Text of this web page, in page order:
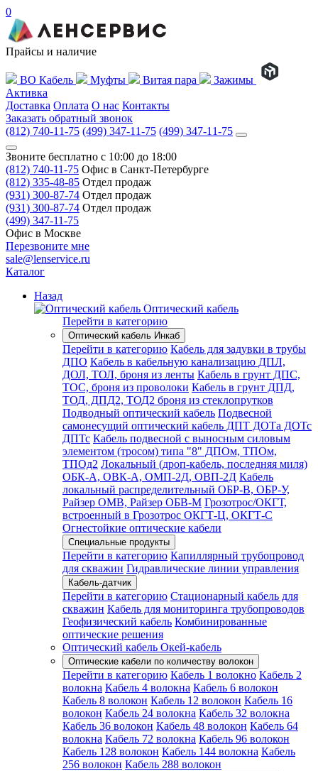
0
Прайсы и наличие
ВО Кабель Муфты Витая пара
Зажимы
Активка
Доставка Оплата О нас Контакты
Заказать обратный звонок
(812) 740-11-75 (499) 347-11-75 (499) 347-11-75
Звоните бесплатно с 10:00 до 18:00
(812) 740-11-75 Офис в Санкт-Петербурге
(812) 335-48-85 Отдел продаж
(931) 300-87-74 Отдел продаж
(931) 300-87-74 Отдел продаж
(499) 347-11-75
Офис в Москве
Перезвоните мне
sale@lenservice.ru
Каталог
Назад
Оптический кабель
Перейти в категорию
Оптический кабель Инкаб
Перейти в категорию Кабель для задувки в трубы
ДПО Кабель в кабельную канализацию ДПЛ,
ДОЛ, ТОЛ, броня из ленты Кабель в грунт ДПС,
ТОС, броня из проволоки Кабель в грунт ДПД,
ТОД, ДПД2, ТОД2 броня из стеклопрутков
Подводный оптический кабель Подвесной
самонесущий оптический кабель ДПТ ДОТа ДОТс
ДПТс Кабель подвесной с выносным силовым
элементом (тросом) типа "8" ДПОм, ТПОм,
ТПОд2 Локальный (дроп-кабель, последняя миля)
ОБК-А, ОВК-А, ОМП-2Д, ОВП-2Д Кабель
локальный распределительный ОБР-В, ОБР-У,
Райзер ОМВ, Райзер ОБВ-М Грозотрос/ОКГТ,
встроенный в Грозотрос ОКГТ-Ц, ОКГТ-С
Огнестойкие оптические кабели
Специальные продукты
Перейти в категорию Капиллярный трубопровод
для скважин Гидравлические линии управления
Кабель-датчик
Перейти в категорию Стационарный кабель для
скважин Кабель для мониторинга трубопроводов
Геофизический кабель Комбинированные
оптические решения
Оптический кабель Окей-кабель
Оптические кабели по количеству волокон
Перейти в категорию Кабель 1 волокно Кабель 2
волокна Кабель 4 волокна Кабель 6 волокон
Кабель 8 волокон Кабель 12 волокон Кабель 16
волокон Кабель 24 волокна Кабель 32 волокна
Кабель 36 волокон Кабель 48 волокон Кабель 64
волокна Кабель 72 волокна Кабель 96 волокон
Кабель 128 волокон Кабель 144 волокна Кабель
256 волокон Кабель 288 волокон